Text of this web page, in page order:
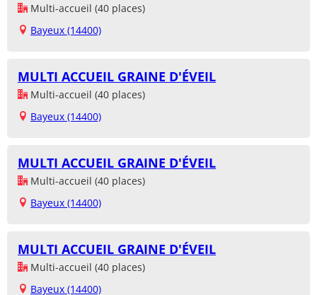
Multi-accueil (40 places)
Bayeux (14400)
MULTI ACCUEIL GRAINE D'ÉVEIL
Multi-accueil (40 places)
Bayeux (14400)
MULTI ACCUEIL GRAINE D'ÉVEIL
Multi-accueil (40 places)
Bayeux (14400)
MULTI ACCUEIL GRAINE D'ÉVEIL
Multi-accueil (40 places)
Bayeux (14400)